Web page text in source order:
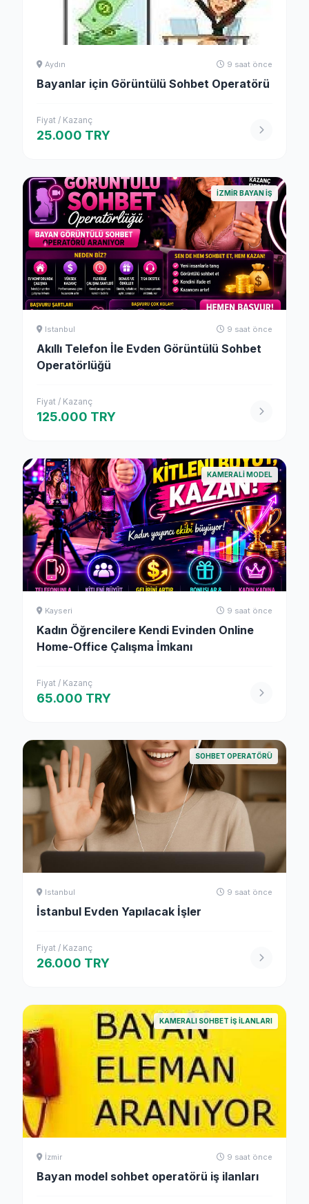
Aydın 9 saat önce
Bayanlar için Görüntülü Sohbet Operatörü
Fiyat / Kazanç
25.000 TRY
İZMIR BAYAN İŞ
Istanbul 9 saat önce
Akıllı Telefon İle Evden Görüntülü Sohbet
Operatörlüğü
Fiyat / Kazanç
125.000 TRY
KAMERALI MODEL
Kayseri 9 saat önce
Kadın Öğrencilere Kendi Evinden Online
Home-Office Çalışma İmkanı
Fiyat / Kazanç
65.000 TRY
SOHBET OPERATÖRÜ
Istanbul 9 saat önce
İstanbul Evden Yapılacak İşler
Fiyat / Kazanç
26.000 TRY
KAMERALI SOHBET İŞ İLANLARI
İzmir 9 saat önce
Bayan model sohbet operatörü iş ilanları